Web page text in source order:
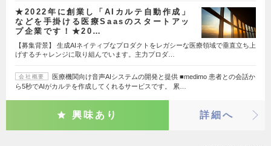
★2022年に創業し「AIカルテ自動作成」
などを手掛ける医療Saasのスタートアッ
プ企業です！★20…
【募集背景】 生成AIネイティブなプロダクトをレガシーな医療領域で垂直立ち上
げするチャレンジに取り組んでいます。主力プロダ…
会社概要
医療機関向け音声AIシステムの開発と提供 ■medimo 患者との会話か
ら5秒でAIがカルテを作成してくれるサービスです。 累…
興味あり 詳細へ